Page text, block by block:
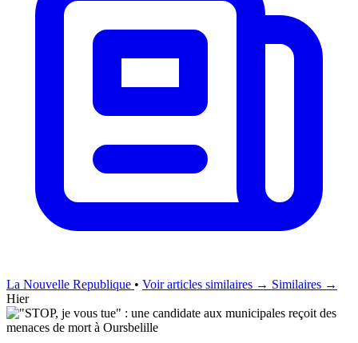
La Nouvelle Republique • Voir articles similaires → Similaires →
Hier